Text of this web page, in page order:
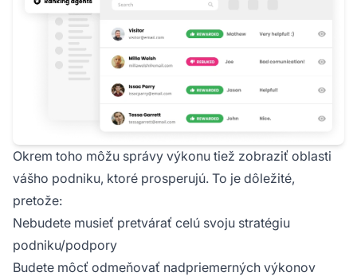
Okrem toho môžu správy výkonu tiež zobraziť oblasti
vášho podniku, ktoré prosperujú. To je dôležité,
pretože:
Nebudete musieť pretvárať celú svoju stratégiu
podniku/podpory
Budete môcť odmeňovať nadpriemerných výkonov